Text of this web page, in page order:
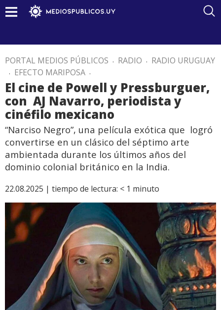
PORTAL MEDIOS PÚBLICOS . RADIO . RADIO URUGUAY
. EFECTO MARIPOSA .
El cine de Powell y Pressburguer,
con AJ Navarro, periodista y
cinéfilo mexicano
“Narciso Negro”, una película exótica que logró
convertirse en un clásico del séptimo arte
ambientada durante los últimos años del
dominio colonial británico en la India.
22.08.2025 | tiempo de lectura: < 1 minuto